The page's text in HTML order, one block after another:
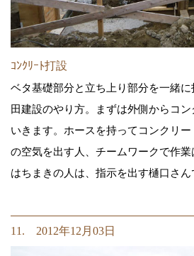
ｺﾝｸﾘｰﾄ打設
ベタ基礎部分と立ち上り部分を一緒
田建設のやり方。まずは外側からコ
いきます。ホースを持ってコンクリ
の空気を出す人、チームワークで作業
はちまきの人は、指示を出す樋口さん
11. 2012年12月03日